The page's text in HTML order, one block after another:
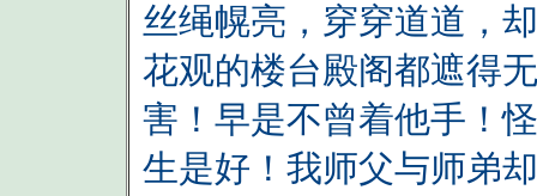
丝绳幌亮，穿穿道道，
花观的楼台殿阁都遮得
害！早是不曾着他手！
生是好！我师父与师弟